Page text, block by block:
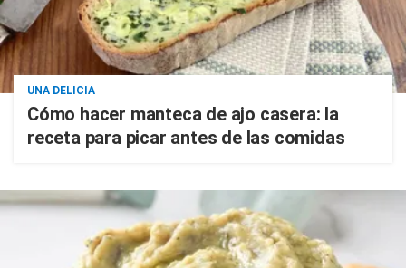
UNA DELICIA
Cómo hacer manteca de ajo casera: la
receta para picar antes de las comidas